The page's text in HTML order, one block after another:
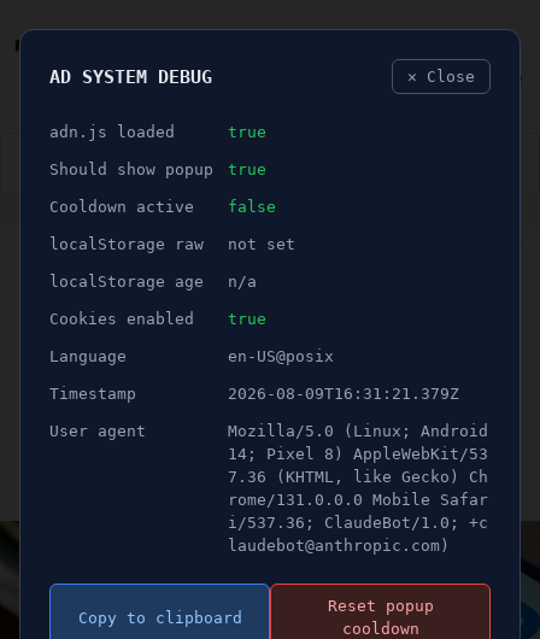
👮🏻‍♂️ BLÅLJUS ÅSIKTER SPORT
ANNONS
Banker
ersättningsskyldiga när
kunder drabbas av
bedrägerier
Publicerad 11 november 2022 17:41
Uppdaterad 21 juni 2026 12:33
AD SYSTEM DEBUG ✕ Close
adn.js loaded true
Should show popup true
Cooldown active false
localStorage raw not set
localStorage age n/a
Cookies enabled true
Language en-US@posix
Timestamp 2026-08-09T16:31:21.379Z
User agent
Mozilla/5.0 (Linux; Android
14; Pixel 8) AppleWebKit/53
7.36 (KHTML, like Gecko) Ch
rome/131.0.0.0 Mobile Safar
i/537.36; ClaudeBot/1.0; +c
laudebot@anthropic.com)
Copy to clipboard
Reset popup
cooldown